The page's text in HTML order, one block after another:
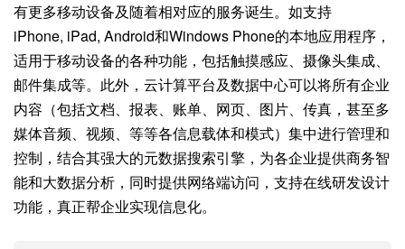
有更多移动设备及随着相对应的服务诞生。如支持
iPhone, iPad, Android和Windows Phone的本地应用程序，
适用于移动设备的各种功能，包括触摸感应、摄像头集成、
邮件集成等。此外，云计算平台及数据中心可以将所有企业
内容（包括文档、报表、账单、网页、图片、传真，甚至多
媒体音频、视频、等等各信息载体和模式）集中进行管理和
控制，结合其强大的元数据搜索引擎，为各企业提供商务智
能和大数据分析，同时提供网络端访问，支持在线研发设计
功能，真正帮企业实现信息化。